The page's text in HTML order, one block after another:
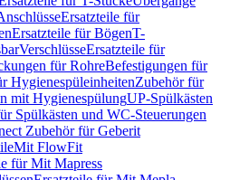
Ersatzteile für
Ersatzteile für BögenT-
VerschlüsseErsatzteile für
für RohreBefestigungen für
HygienespüleinheitenZubehör für
mit HygienespülungUP-Spülkästen
Spülkästen und WC-Steuerungen
Zubehör für Geberit
Mit FlowFit
für Mit Mapress